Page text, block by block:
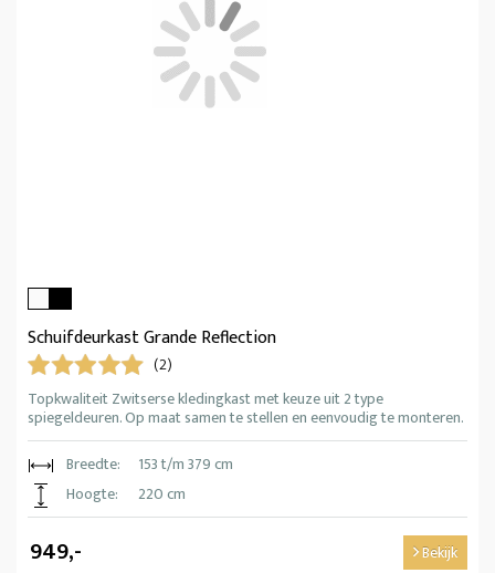
Schuifdeurkast Grande Reflection
(2)
Topkwaliteit Zwitserse kledingkast met keuze uit 2 type
spiegeldeuren. Op maat samen te stellen en eenvoudig te monteren.
Breedte:
153 t/m 379 cm
Hoogte:
220 cm
949,- Bekijk